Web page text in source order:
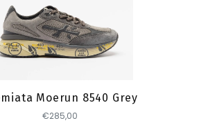
Toevoegen
Moerun 8540 Grey
€285,00